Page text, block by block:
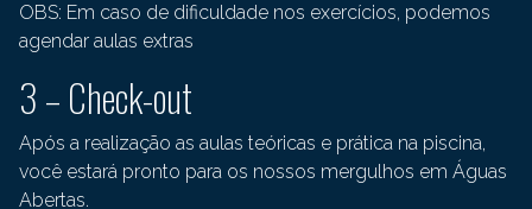
OBS: Em caso de dificuldade nos exercícios, podemos
agendar aulas extras
3 – Check-out
Após a realização as aulas teóricas e prática na piscina,
você estará pronto para os nossos mergulhos em Águas
Abertas.